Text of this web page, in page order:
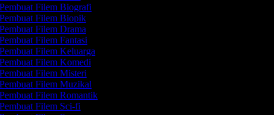
Filem Biografi
Filem Biopik
Filem Drama
Filem Fantasi
Filem Keluarga
Filem Komedi
Filem Misteri
Filem Muzikal
Filem Romantik
Filem Sci-fi